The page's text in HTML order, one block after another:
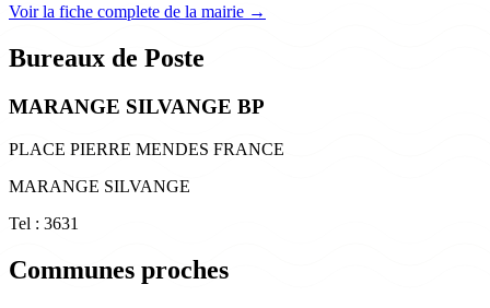
Voir la fiche complete de la mairie →
Bureaux de Poste
MARANGE SILVANGE BP
PLACE PIERRE MENDES FRANCE
MARANGE SILVANGE
Tel : 3631
Communes proches